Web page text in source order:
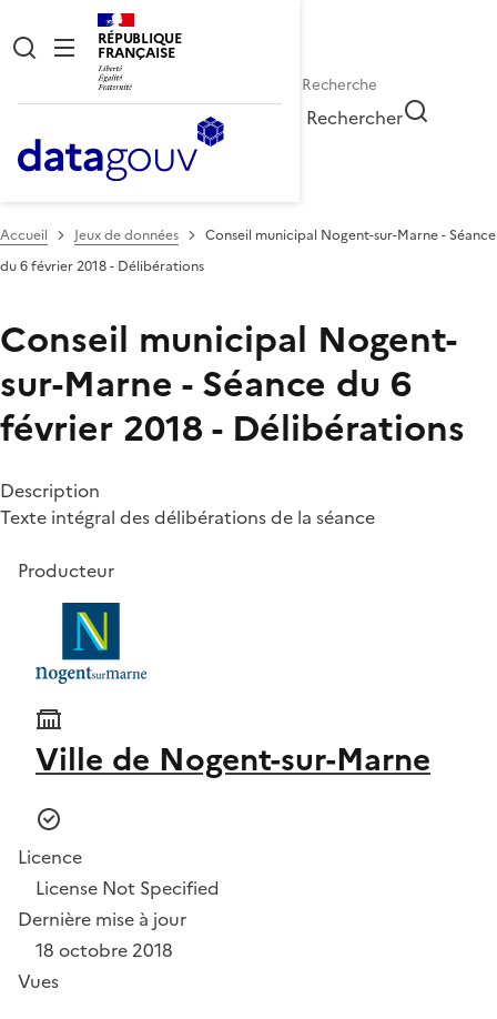
RÉPUBLIQUE
FRANÇAISE
Rechercher
Accueil Jeux de données
Conseil municipal Nogent-sur-Marne - Séance
du 6 février 2018 - Délibérations
Conseil municipal Nogent-
sur-Marne - Séance du 6
février 2018 - Délibérations
Description
Texte intégral des délibérations de la séance
Producteur
Ville de Nogent-sur-Marne
Licence
License Not Specified
Dernière mise à jour
18 octobre 2018
Vues